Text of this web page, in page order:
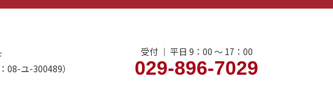
08-ユ-300489）
受付 ｜ 平日 9：00 〜 17：00
029-896-7029